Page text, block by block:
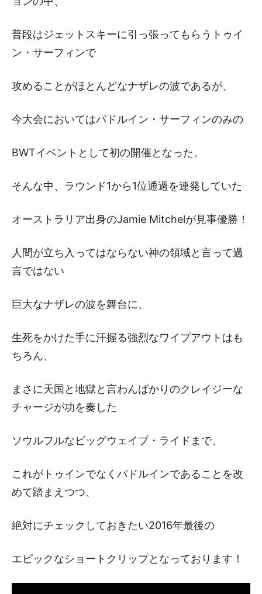
普段はジェットスキーに引っ張ってもらうトゥイ
ン・サーフィンで
攻めることがほとんどなナザレの波であるが、
今大会においてはパドルイン・サーフィンのみの
BWTイベントとして初の開催となった。
そんな中、ラウンド1から1位通過を連発していた
オーストラリア出身のJamie Mitchelが見事優勝！
人間が立ち入ってはならない神の領域と言って過
言ではない
巨大なナザレの波を舞台に、
生死をかけた手に汗握る強烈なワイプアウトはも
ちろん、
まさに天国と地獄と言わんばかりのクレイジーな
チャージが功を奏した
ソウルフルなビッグウェイブ・ライドまで、
これがトゥインでなくパドルインであることを改
めて踏まえつつ、
絶対にチェックしておきたい2016年最後の
エピックなショートクリップとなっております！